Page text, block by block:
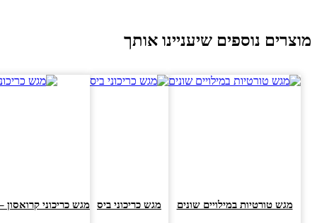
נוספים שיעניינו אותך
מגש טורטיות במילויים שונים מגש כריכוני ביס מגש כריכוני קרואסון –